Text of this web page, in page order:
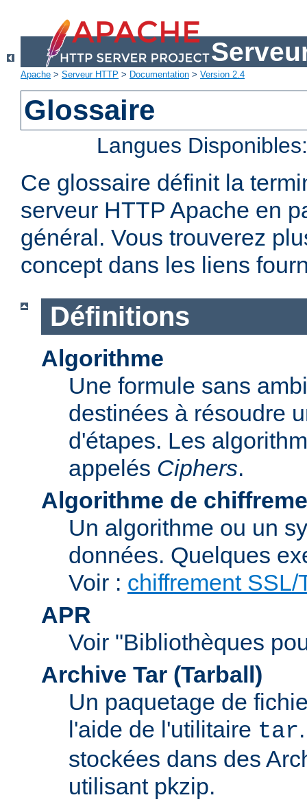
Apache > Serveur HTTP > Documentation > Version 2.4
Glossaire
Langues
Ce glossaire définit la
serveur HTTP Apache en
général. Vous trouverez
concept dans les liens
Définitions
Algorithme
Une formule sans
destinées à résoudre
d'étapes. Les
appelés Ciphers.
Algorithme de
Un algorithme ou un
données. Quelques
Voir : chiffrement SSL/
APR
Voir "Bibliothèques
Archive Tar (Tarball)
Un paquetage de
l'aide de l'utilitaire tar
stockées dans des
utilisant pkzip.